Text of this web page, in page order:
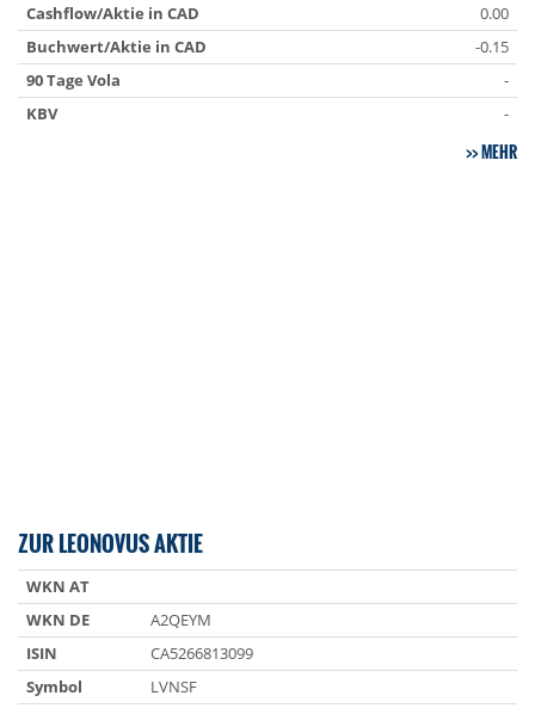
Cashflow/Aktie in CAD
0.00
Buchwert/Aktie in CAD
-0.15
90 Tage Vola
-
KBV
-
MEHR
ZUR LEONOVUS AKTIE
WKN AT
WKN DE
A2QEYM
ISIN
CA5266813099
Symbol
LVNSF